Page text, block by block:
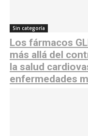
Sin categoría
Los fármacos
más allá del
la salud
enfermedades